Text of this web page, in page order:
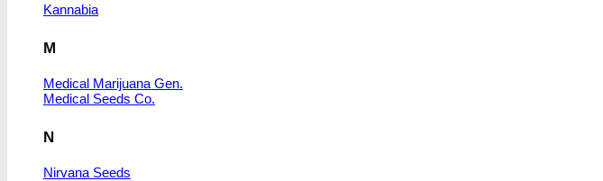
Kannabia
M
Medical Marijuana Gen.
Medical Seeds Co.
N
Nirvana Seeds